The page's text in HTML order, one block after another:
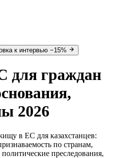
к интервью −15%
для граждан
2026
в ЕС для казахстанцев:
по странам,
преследования,